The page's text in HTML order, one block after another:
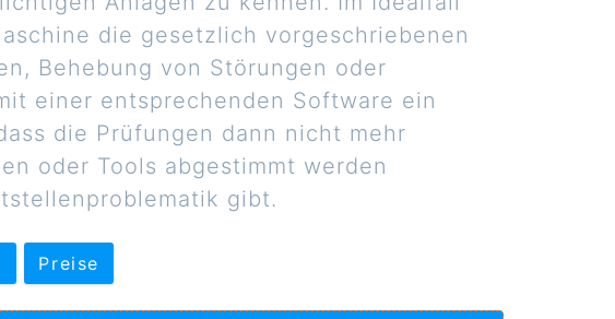
die gesetzlich vorgeschriebenen
Behebung von Störungen oder
einer entsprechenden Software ein
die Prüfungen dann nicht mehr
oder Tools abgestimmt werden
gibt.
Preise